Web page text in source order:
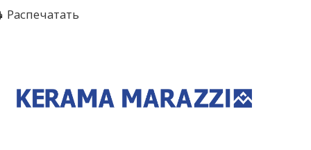
Распечатать